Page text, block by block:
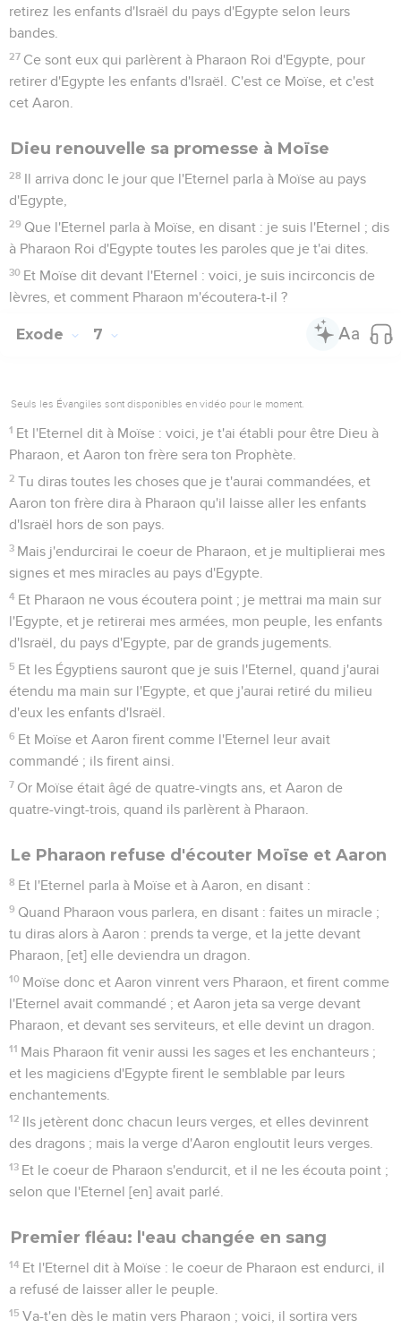
retirez les enfants d'Israël du pays d'Egypte selon leurs
bandes.
27 Ce sont eux qui parlèrent à Pharaon Roi d'Egypte, pour
retirer d'Egypte les enfants d'Israël. C'est ce Moïse, et c'est
cet Aaron.
Dieu renouvelle sa promesse à Moïse
28 Il arriva donc le jour que l'Eternel parla à Moïse au pays
d'Egypte,
29 Que l'Eternel parla à Moïse, en disant : je suis l'Eternel ; dis
à Pharaon Roi d'Egypte toutes les paroles que je t'ai dites.
30 Et Moïse dit devant l'Eternel : voici, je suis incirconcis de
lèvres, et comment Pharaon m'écoutera-t-il ?
Exode 7
Seuls les Évangiles sont disponibles en vidéo pour le moment.
1 Et l'Eternel dit à Moïse : voici, je t'ai établi pour être Dieu à
Pharaon, et Aaron ton frère sera ton Prophète.
2 Tu diras toutes les choses que je t'aurai commandées, et
Aaron ton frère dira à Pharaon qu'il laisse aller les enfants
d'Israël hors de son pays.
3 Mais j'endurcirai le coeur de Pharaon, et je multiplierai mes
signes et mes miracles au pays d'Egypte.
4 Et Pharaon ne vous écoutera point ; je mettrai ma main sur
l'Egypte, et je retirerai mes armées, mon peuple, les enfants
d'Israël, du pays d'Egypte, par de grands jugements.
5 Et les Égyptiens sauront que je suis l'Eternel, quand j'aurai
étendu ma main sur l'Egypte, et que j'aurai retiré du milieu
d'eux les enfants d'Israël.
6 Et Moïse et Aaron firent comme l'Eternel leur avait
commandé ; ils firent ainsi.
7 Or Moïse était âgé de quatre-vingts ans, et Aaron de
quatre-vingt-trois, quand ils parlèrent à Pharaon.
Le Pharaon refuse d'écouter Moïse et Aaron
8 Et l'Eternel parla à Moïse et à Aaron, en disant :
9 Quand Pharaon vous parlera, en disant : faites un miracle ;
tu diras alors à Aaron : prends ta verge, et la jette devant
Pharaon, [et] elle deviendra un dragon.
10 Moïse donc et Aaron vinrent vers Pharaon, et firent comme
l'Eternel avait commandé ; et Aaron jeta sa verge devant
Pharaon, et devant ses serviteurs, et elle devint un dragon.
11 Mais Pharaon fit venir aussi les sages et les enchanteurs ;
et les magiciens d'Egypte firent le semblable par leurs
enchantements.
12 Ils jetèrent donc chacun leurs verges, et elles devinrent
des dragons ; mais la verge d'Aaron engloutit leurs verges.
13 Et le coeur de Pharaon s'endurcit, et il ne les écouta point ;
selon que l'Eternel [en] avait parlé.
Premier fléau: l'eau changée en sang
14 Et l'Eternel dit à Moïse : le coeur de Pharaon est endurci, il
a refusé de laisser aller le peuple.
15 Va-t'en dès le matin vers Pharaon ; voici, il sortira vers